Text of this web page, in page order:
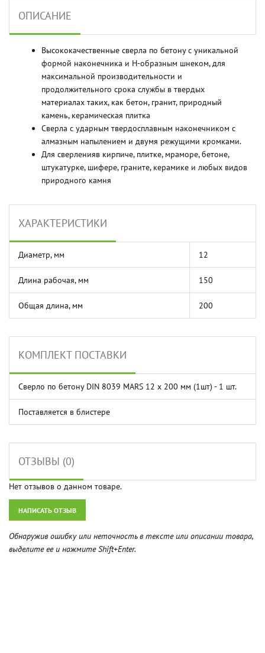
ОПИСАНИЕ
Высококачественные сверла по бетону с уникальной
формой наконечника и Н-образным шнеком, для
максимальной производительности и
продолжительного срока службы в твердых
материалах таких, как бетон, гранит, природный
камень, керамическая плитка
Сверла с ударным твердосплавным наконечником с
алмазным напылением и двумя режущими кромками.
Для сверленияв кирпиче, плитке, мраморе, бетоне,
штукатурке, шифере, граните, керамике и любых видов
природного камня
ХАРАКТЕРИСТИКИ
Диаметр, мм 12
Длина рабочая, мм 150
Общая длина, мм 200
КОМПЛЕКТ ПОСТАВКИ
Сверло по бетону DIN 8039 MARS 12 x 200 мм (1шт) - 1 шт.
Поставляется в блистере
ОТЗЫВЫ (0)
Нет отзывов о данном товаре.
НАПИСАТЬ ОТЗЫВ
Обнаружив ошибку или неточность в тексте или описании товара,
выделите ее и нажмите Shift+Enter.